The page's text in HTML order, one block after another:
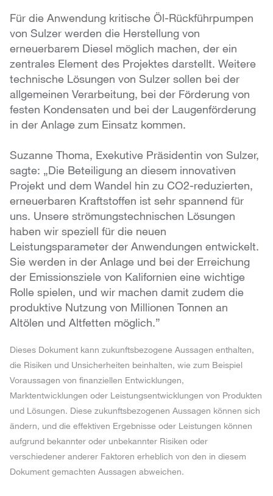
Für die Anwendung kritische Öl-Rückführpumpen
von Sulzer werden die Herstellung von
erneuerbarem Diesel möglich machen, der ein
zentrales Element des Projektes darstellt. Weitere
technische Lösungen von Sulzer sollen bei der
allgemeinen Verarbeitung, bei der Förderung von
festen Kondensaten und bei der Laugenförderung
in der Anlage zum Einsatz kommen.
Suzanne Thoma, Exekutive Präsidentin von Sulzer,
sagte: „Die Beteiligung an diesem innovativen
Projekt und dem Wandel hin zu CO2-reduzierten,
erneuerbaren Kraftstoffen ist sehr spannend für
uns. Unsere strömungstechnischen Lösungen
haben wir speziell für die neuen
Leistungsparameter der Anwendungen entwickelt.
Sie werden in der Anlage und bei der Erreichung
der Emissionsziele von Kalifornien eine wichtige
Rolle spielen, und wir machen damit zudem die
produktive Nutzung von Millionen Tonnen an
Altölen und Altfetten möglich.”
Dieses Dokument kann zukunftsbezogene Aussagen enthalten,
die Risiken und Unsicherheiten beinhalten, wie zum Beispiel
Voraussagen von finanziellen Entwicklungen,
Marktentwicklungen oder Leistungsentwicklungen von Produkten
und Lösungen. Diese zukunftsbezogenen Aussagen können sich
ändern, und die effektiven Ergebnisse oder Leistungen können
aufgrund bekannter oder unbekannter Risiken oder
verschiedener anderer Faktoren erheblich von den in diesem
Dokument gemachten Aussagen abweichen.